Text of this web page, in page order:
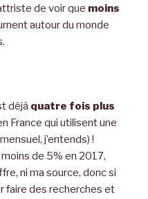
de voir que moins
autour du monde
déjà quatre fois plus
France qui utilisent une
j’entends) !
de 5% en 2017,
ni ma source, donc si
faire des recherches et